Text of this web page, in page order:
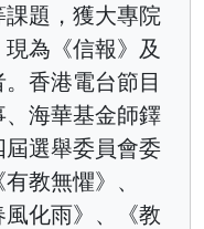
題，獲大專院
為《信報》及
。香港電台節目
海華基金師鐸
選舉委員會委
教無懼》、
風化雨》、《教